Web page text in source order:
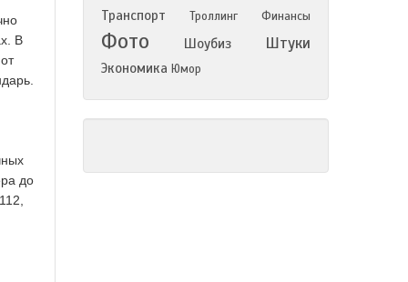
В
до
Транспорт Троллинг Финансы
Фото Шоубиз Штуки
Экономика Юмор